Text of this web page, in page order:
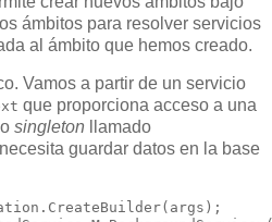
ámbitos para resolver servicios
al ámbito que hemos creado.
Vamos a partir de un servicio
que proporciona acceso a una
singleton llamado
guardar datos en la base